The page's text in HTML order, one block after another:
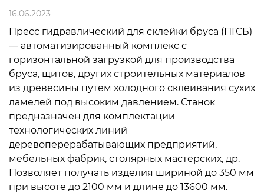
16.06.2023
Пресс гидравлический для склейки бруса (ПГСБ)
— автоматизированный комплекс с
горизонтальной загрузкой для производства
бруса, щитов, других строительных материалов
из древесины путем холодного склеивания сухих
ламелей под высоким давлением. Станок
предназначен для комплектации
технологических линий
деревоперерабатывающих предприятий,
мебельных фабрик, столярных мастерских, др.
Позволяет получать изделия шириной до 350 мм
при высоте до 2100 мм и длине до 13600 мм.